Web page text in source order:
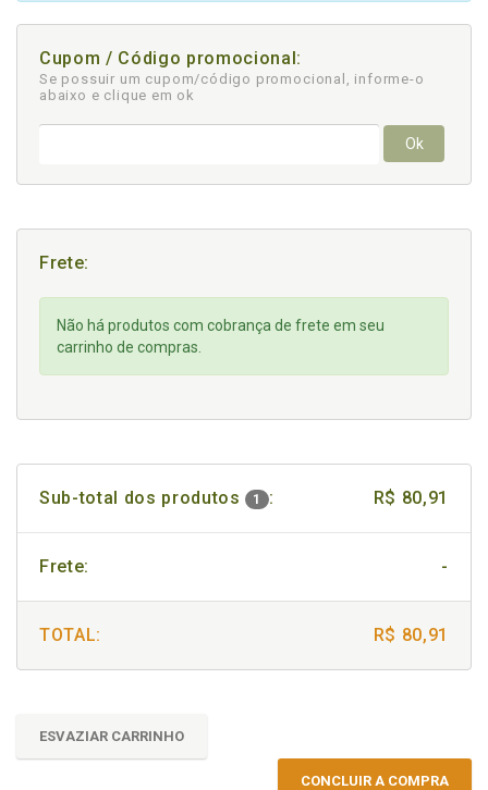
Cupom / Código promocional:
Se possuir um cupom/código promocional, informe-o
abaixo e clique em ok
Ok
Frete:
Não há produtos com cobrança de frete em seu
carrinho de compras.
Sub-total dos produtos 1 : R$ 80,91
Frete: -
TOTAL: R$ 80,91
ESVAZIAR CARRINHO
CONCLUIR A COMPRA